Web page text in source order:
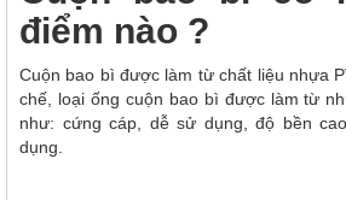
điểm nào ?
Cuộn bao bì được làm từ chất liệu nhựa
chế, loại ống cuộn bao bì được làm từ
như: cứng cáp, dễ sử dụng, độ bền
dụng.